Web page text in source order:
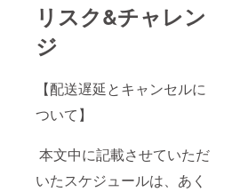
リスク&チャレン
ジ
【配送遅延とキャンセルに
ついて】
本文中に記載させていただ
いたスケジュールは、あく